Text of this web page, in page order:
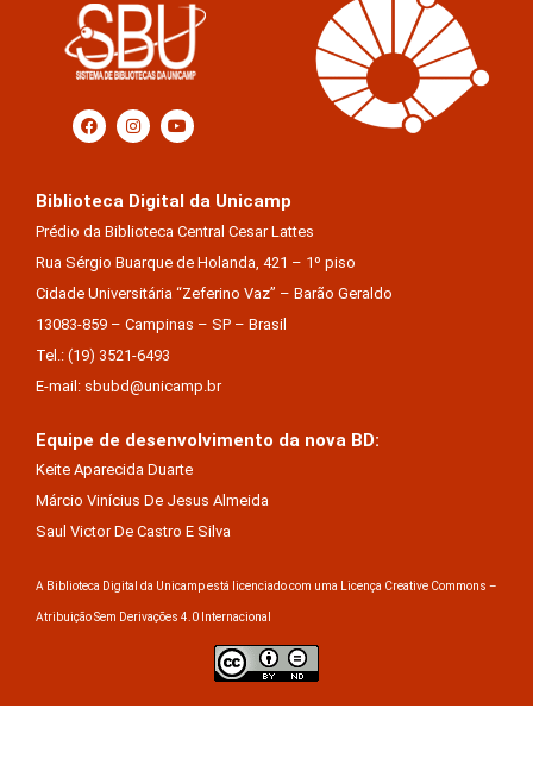
Biblioteca Digital da Unicamp
Prédio da Biblioteca Central Cesar Lattes
Rua Sérgio Buarque de Holanda, 421 – 1º piso
Cidade Universitária “Zeferino Vaz” – Barão Geraldo
13083-859 – Campinas – SP – Brasil
Tel.: (19) 3521-6493
E-mail: sbubd@unicamp.br
Equipe de desenvolvimento da nova BD:
Keite Aparecida Duarte
Márcio Vinícius De Jesus Almeida
Saul Victor De Castro E Silva
A Biblioteca Digital da Unicamp está licenciado com uma Licença Creative Commons –
Atribuição Sem Derivações 4.0 Internacional